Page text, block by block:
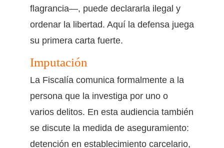
flagrancia—, puede declararla ilegal y
ordenar la libertad. Aquí la defensa juega
su primera carta fuerte.
Imputación
La Fiscalía comunica formalmente a la
persona que la investiga por uno o
varios delitos. En esta audiencia también
se discute la medida de aseguramiento:
detención en establecimiento carcelario,